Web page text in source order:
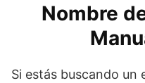
Nombre
Si estás buscando un